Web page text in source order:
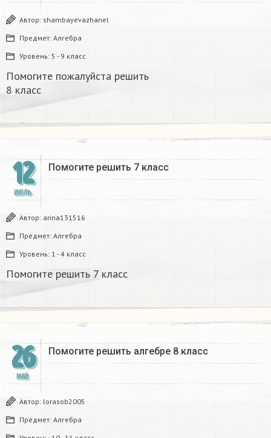
Автор: shambayevazhanel
Предмет: Алгебра
Уровень: 5 - 9 класс
Помогите пожалуйста решить
8 класс ​
12
ИЮЛЬ
Помогите решить 7 класс
Автор: arina131516
Предмет: Алгебра
Уровень: 1 - 4 класс
Помогите решить 7 класс
26
МАЙ
Помогите решить алгебре 8 класс
Автор: lorasob2005
Предмет: Алгебра